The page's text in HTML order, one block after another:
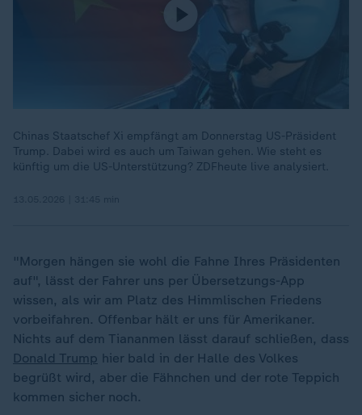
Chinas Staatschef Xi empfängt am Donnerstag US-Präsident
Trump. Dabei wird es auch um Taiwan gehen. Wie steht es
künftig um die US-Unterstützung? ZDFheute live analysiert.
"Morgen hängen sie wohl die Fahne Ihres Präsidenten
auf", lässt der Fahrer uns per Übersetzungs-App
wissen, als wir am Platz des Himmlischen Friedens
vorbeifahren. Offenbar hält er uns für Amerikaner.
Nichts auf dem Tiananmen lässt darauf schließen, dass
Donald Trump hier bald in der Halle des Volkes
begrüßt wird, aber die Fähnchen und der rote Teppich
kommen sicher noch.